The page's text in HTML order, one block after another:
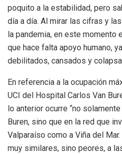
poquito a la estabilidad, pero
día a día. Al mirar las cifras y
la pandemia, en este momento
que hace falta apoyo humano,
debilitados, cansados y
En referencia a la ocupación
UCI del Hospital Carlos Van
lo anterior ocurre “no
Buren, sino que en la red que
Valparaíso como a Viña del
muy similares, sino peores, a